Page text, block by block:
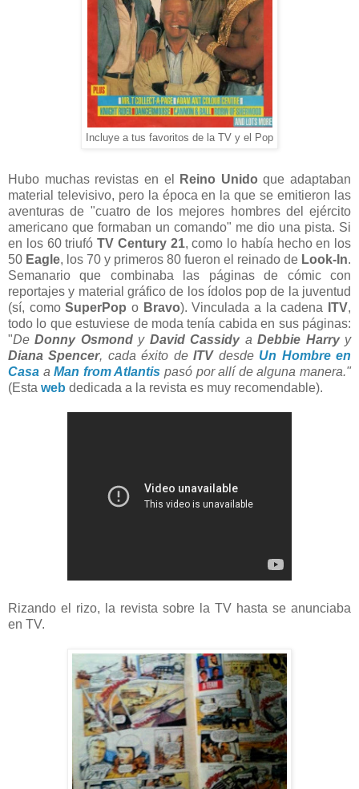
Incluye a tus favoritos de la TV y el Pop
Hubo muchas revistas en el Reino Unidoque adaptaban
material televisivo, pero la época en la que se emitieron las
aventuras de "cuatro de los mejores hombres del ejército
americano que formaban un comando" me dio una pista. Si
en los 60 triufó TV Century 21, como lo había hecho en los
50 Eagle, los 70 y primeros 80 fueron el reinado de Look-In.
Semanario que combinaba las páginas de cómic con
reportajes y material gráfico de los ídolos pop de la juventud
(sí, comoSuperPop o Bravo). Vinculada a la cadena ITV,
todo lo que estuviese de moda tenía cabida en sus páginas:
"DeDonny Osmondy David CassidyaDebbie Harryy
Diana Spencer, cada éxito deITVdesde Un Hombre en
Casa aMan from Atlantis pasó por allí de alguna manera."
(Esta web dedicada a la revista es muy recomendable).
Rizando el rizo, la revista sobre la TV hasta se anunciaba
en TV.